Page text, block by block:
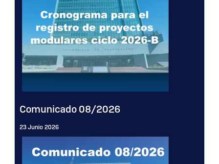
Comunicado 08/2026
23 Junio 2026